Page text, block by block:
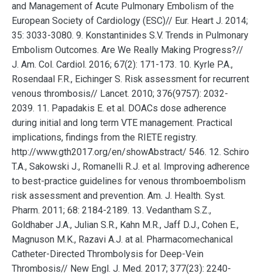
and Management of Acute Pulmonary Embolism of the
European Society of Cardiology (ESC)// Eur. Heart J. 2014;
35: 3033-3080. 9. Konstantinides S.V. Trends in Pulmonary
Embolism Outcomes. Are We Really Making Progress?//
J. Am. Col. Cardiol. 2016; 67(2): 171-173. 10. Kyrle P.A.,
Rosendaal F.R., Eichinger S. Risk assessment for recurrent
venous thrombosis// Lancet. 2010; 376(9757): 2032-
2039. 11. Papadakis E. et al. DOACs dose adherence
during initial and long term VTE management. Practical
implications, findings from the RIETE registry.
http://www.gth2017.org/en/showAbstract/ 546. 12. Schiro
T.A., Sakowski J., Romanelli R.J. et al. Improving adherence
to best-practice guidelines for venous thromboembolism
risk assessment and prevention. Am. J. Health. Syst.
Pharm. 2011; 68: 2184-2189. 13. Vedantham S.Z.,
Goldhaber J.A., Julian S.R., Kahn M.R., Jaff D.J., Cohen E.,
Magnuson M.K., Razavi A.J. at al. Pharmacomechanical
Catheter-Directed Thrombolysis for Deep-Vein
Thrombosis// New Engl. J. Med. 2017; 377(23): 2240-